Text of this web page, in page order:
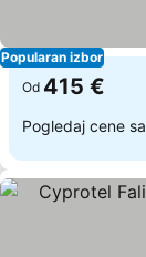
Popularan izbor
Od 415 €
Pogledaj cene sa